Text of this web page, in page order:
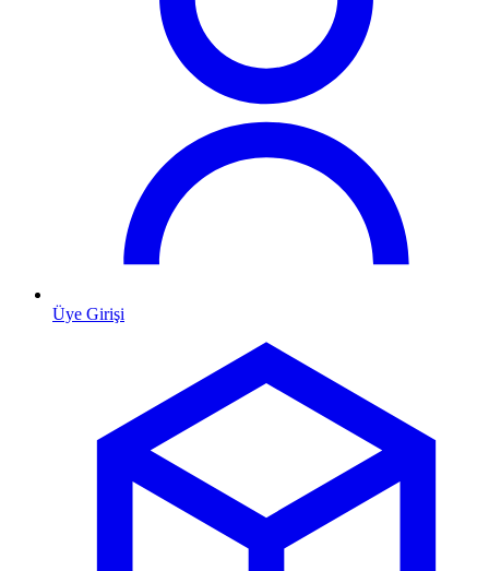
Üye Girişi